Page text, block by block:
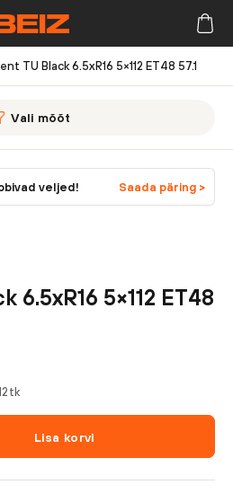
TU Black 6.5xR16 5×112 ET48 57.1
Vali mõõt
6.5xR16 5×112 ET48
tk
Lisa korvi
veljed! Saada päring >